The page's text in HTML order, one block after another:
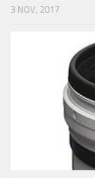
3 NOV, 2017